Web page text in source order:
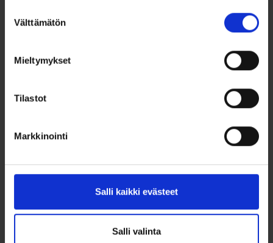
Lue lisää
valinta
Välttämätön
Mieltymykset
Tilastot
Markkinointi
Salli kaikki evästeet
Salli valinta